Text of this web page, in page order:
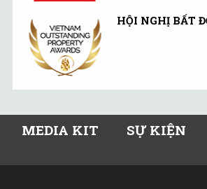
HỘI NGHỊ BẤT
MEDIA KIT SỰ KIỆN